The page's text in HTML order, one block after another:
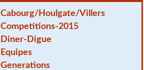
Cabourg/Houlgate/Villers
Competitions-2015
Diner-Digue
Equipes
Generations